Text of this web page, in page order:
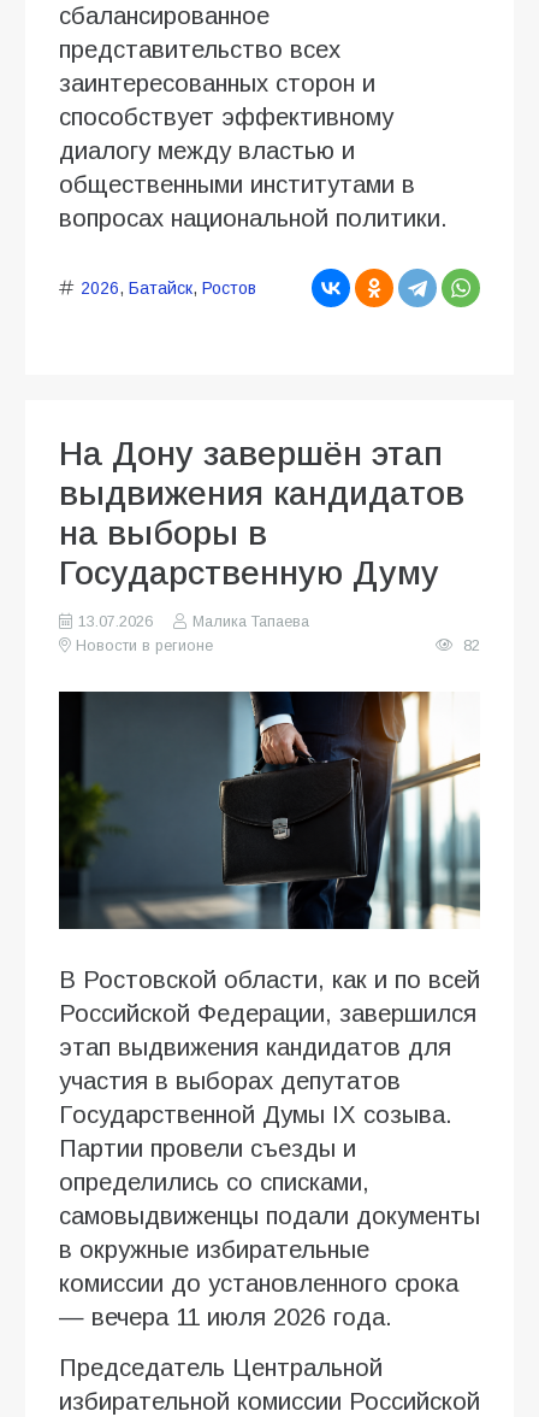
сбалансированное
представительство всех
заинтересованных сторон и
способствует эффективному
диалогу между властью и
общественными институтами в
вопросах национальной политики.
2026, Батайск, Ростов
На Дону завершён этап
выдвижения кандидатов
на выборы в
Государственную Думу
13.07.2026
Малика Тапаева
Новости в регионе
82
В Ростовской области, как и по всей
Российской Федерации, завершился
этап выдвижения кандидатов для
участия в выборах депутатов
Государственной Думы IX созыва.
Партии провели съезды и
определились со списками,
самовыдвиженцы подали документы
в окружные избирательные
комиссии до установленного срока
— вечера 11 июля 2026 года.
Председатель Центральной
избирательной комиссии Российской